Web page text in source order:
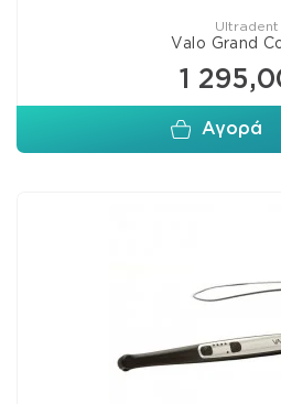
Ultradent
Valo Grand
1
Αγορά